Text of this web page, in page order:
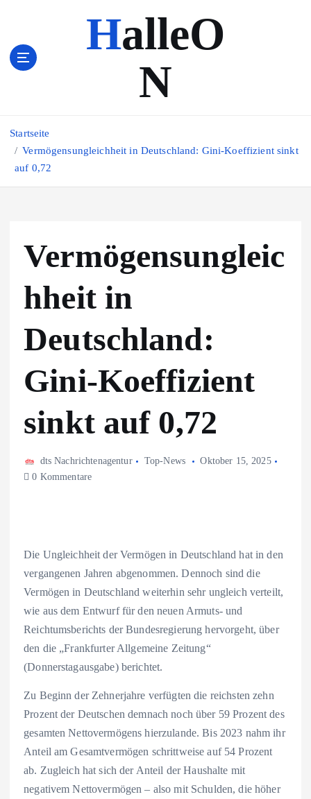
HalleO
N
Startseite
Vermögensungleichheit in Deutschland: Gini-Koeffizient sinkt
auf 0,72
Vermögensungleic
hheit in
Deutschland:
Gini-Koeffizient
sinkt auf 0,72
dts Nachrichtenagentur Top-News
Oktober 15, 2025
0 Kommentare
Die Ungleichheit der Vermögen in Deutschland hat in den
vergangenen Jahren abgenommen. Dennoch sind die
Vermögen in Deutschland weiterhin sehr ungleich verteilt,
wie aus dem Entwurf für den neuen Armuts- und
Reichtumsberichts der Bundesregierung hervorgeht, über
den die „Frankfurter Allgemeine Zeitung“
(Donnerstagausgabe) berichtet.
Zu Beginn der Zehnerjahre verfügten die reichsten zehn
Prozent der Deutschen demnach noch über 59 Prozent des
gesamten Nettovermögens hierzulande. Bis 2023 nahm ihr
Anteil am Gesamtvermögen schrittweise auf 54 Prozent
ab. Zugleich hat sich der Anteil der Haushalte mit
negativem Nettovermögen – also mit Schulden, die höher